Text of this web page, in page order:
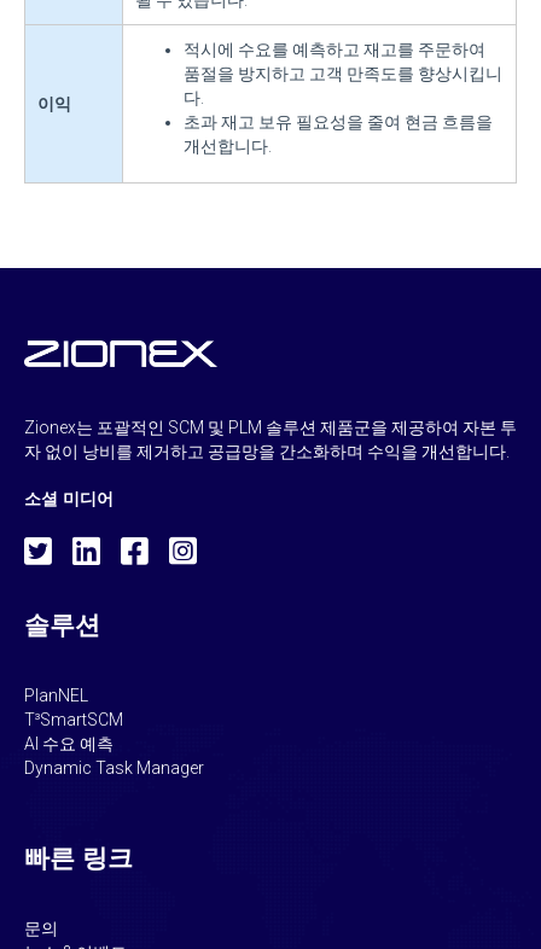
이익
적시에 수요를 예측하고 재고를 주문하여
품절을 방지하고 고객 만족도를 향상시킵니
다.
초과 재고 보유 필요성을 줄여 현금 흐름을
개선합니다.
Zionex는 포괄적인 SCM 및 PLM 솔루션 제품군을 제공하여 자본 투
자 없이 낭비를 제거하고 공급망을 간소화하며 수익을 개선합니다.
소셜 미디어
솔루션
PlanNEL
T³SmartSCM
AI 수요 예측
Dynamic Task Manager
빠른 링크
문의